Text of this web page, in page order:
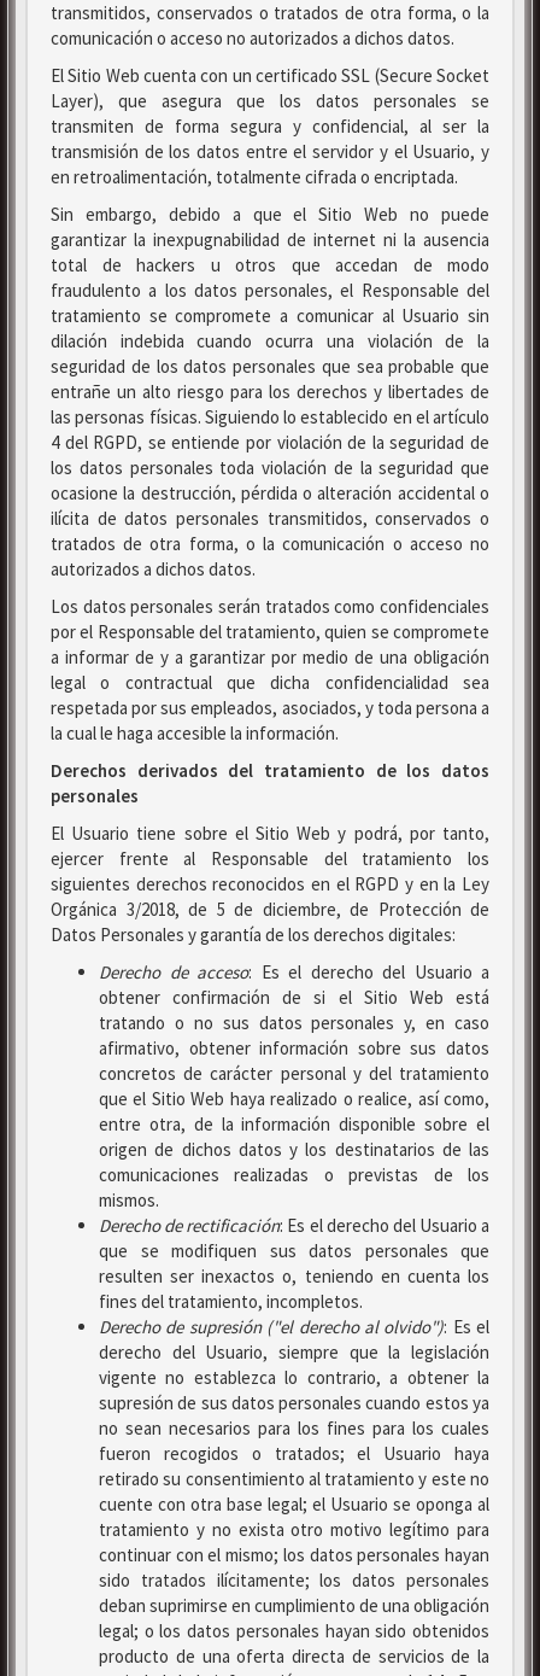
transmitidos, conservados o tratados de otra forma, o la
comunicación o acceso no autorizados a dichos datos.
El Sitio Web cuenta con un certificado SSL (Secure Socket
Layer), que asegura que los datos personales se
transmiten de forma segura y confidencial, al ser la
transmisión de los datos entre el servidor y el Usuario, y
en retroalimentación, totalmente cifrada o encriptada.
Sin embargo, debido a que el Sitio Web no puede
garantizar la inexpugnabilidad de internet ni la ausencia
total de hackers u otros que accedan de modo
fraudulento a los datos personales, el Responsable del
tratamiento se compromete a comunicar al Usuario sin
dilación indebida cuando ocurra una violación de la
seguridad de los datos personales que sea probable que
entrañe un alto riesgo para los derechos y libertades de
las personas físicas. Siguiendo lo establecido en el artículo
4 del RGPD, se entiende por violación de la seguridad de
los datos personales toda violación de la seguridad que
ocasione la destrucción, pérdida o alteración accidental o
ilícita de datos personales transmitidos, conservados o
tratados de otra forma, o la comunicación o acceso no
autorizados a dichos datos.
Los datos personales serán tratados como confidenciales
por el Responsable del tratamiento, quien se compromete
a informar de y a garantizar por medio de una obligación
legal o contractual que dicha confidencialidad sea
respetada por sus empleados, asociados, y toda persona a
la cual le haga accesible la información.
Derechos derivados del tratamiento de los datos
personales
El Usuario tiene sobre el Sitio Web y podrá, por tanto,
ejercer frente al Responsable del tratamiento los
siguientes derechos reconocidos en el RGPD y en la Ley
Orgánica 3/2018, de 5 de diciembre, de Protección de
Datos Personales y garantía de los derechos digitales:
Derecho de acceso: Es el derecho del Usuario a
obtener confirmación de si el Sitio Web está
tratando o no sus datos personales y, en caso
afirmativo, obtener información sobre sus datos
concretos de carácter personal y del tratamiento
que el Sitio Web haya realizado o realice, así como,
entre otra, de la información disponible sobre el
origen de dichos datos y los destinatarios de las
comunicaciones realizadas o previstas de los
mismos.
Derecho de rectificación: Es el derecho del Usuario a
que se modifiquen sus datos personales que
resulten ser inexactos o, teniendo en cuenta los
fines del tratamiento, incompletos.
Derecho de supresión ("el derecho al olvido"): Es el
derecho del Usuario, siempre que la legislación
vigente no establezca lo contrario, a obtener la
supresión de sus datos personales cuando estos ya
no sean necesarios para los fines para los cuales
fueron recogidos o tratados; el Usuario haya
retirado su consentimiento al tratamiento y este no
cuente con otra base legal; el Usuario se oponga al
tratamiento y no exista otro motivo legítimo para
continuar con el mismo; los datos personales hayan
sido tratados ilícitamente; los datos personales
deban suprimirse en cumplimiento de una obligación
legal; o los datos personales hayan sido obtenidos
producto de una oferta directa de servicios de la